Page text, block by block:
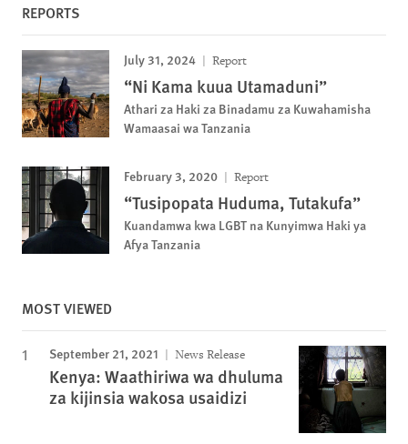
REPORTS
July 31, 2024 Report
“Ni Kama kuua Utamaduni”
Athari za Haki za Binadamu za Kuwahamisha
Wamaasai wa Tanzania
February 3, 2020 Report
“Tusipopata Huduma, Tutakufa”
Kuandamwa kwa LGBT na Kunyimwa Haki ya
Afya Tanzania
MOST VIEWED
September 21, 2021 News Release
Kenya: Waathiriwa wa dhuluma
za kijinsia wakosa usaidizi